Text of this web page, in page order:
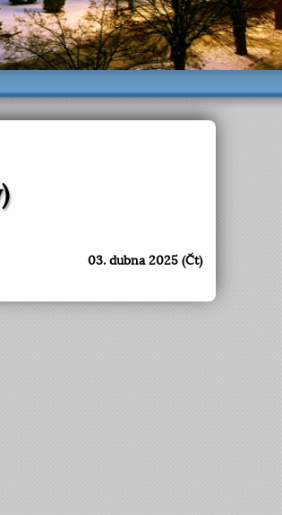
03. dubna 2025 (Čt)